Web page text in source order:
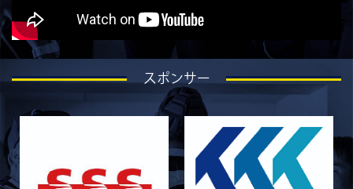
2026/07/27
STAFF blog
2026/07/25
STAFF blog
ラストイヤーにかける想い-芦塚悠大-
STAFF blog
ラストイヤーにかける想い-青田宗久-
STAFF blog
6月27日 朝日大学戦
スポンサー